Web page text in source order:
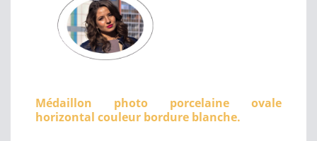
Médaillon photo porcelaine ovale
horizontal couleur bordure blanche.